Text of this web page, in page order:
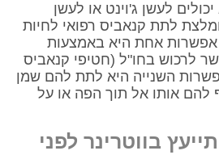
לעשן ג'וינט או לעשן
לתת קנאביס רפואי לחיות
אחת היא באמצעות
לרכוש בחו"ל (חטיפי קנאביס
השנייה היא לתת להם שמן
אותו אל תוך הפה או על
בווטרינר לפני